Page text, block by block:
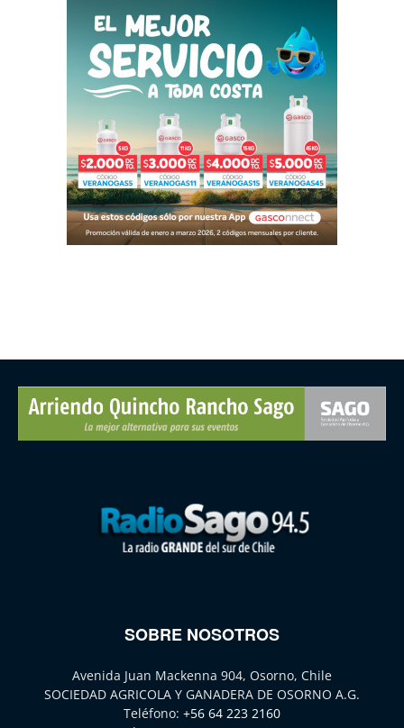
SOBRE NOSOTROS
Avenida Juan Mackenna 904, Osorno, Chile
SOCIEDAD AGRICOLA Y GANADERA DE OSORNO A.G.
Teléfono: +56 64 223 2160